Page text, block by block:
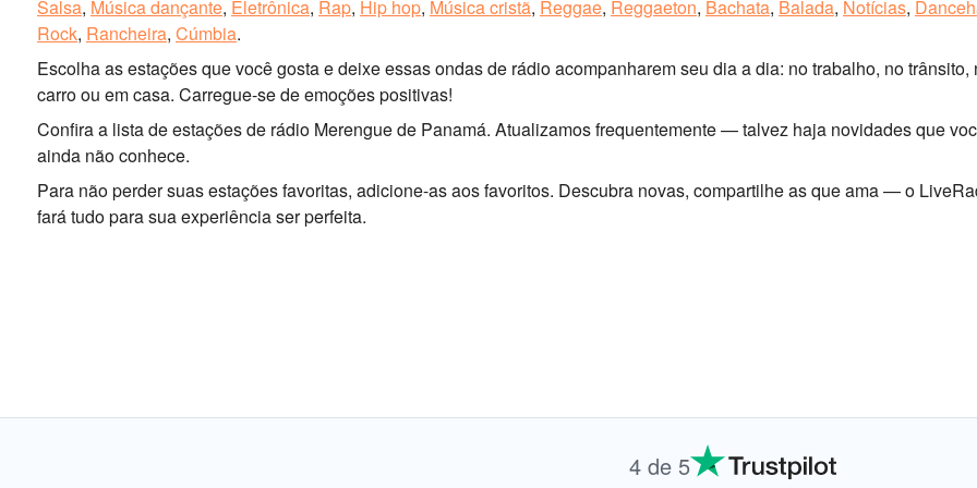
Salsa, Música dançante, Eletrônica, Rap, Hip hop, Música cristã, Reggae, Reggaeton, Bachata, Balada, Notícias,
Rock, Rancheira, Cúmbia.
Escolha as estações que você gosta e deixe essas ondas de rádio acompanharem seu dia a dia: no trabalho, no trânsito,
carro ou em casa. Carregue-se de emoções positivas!
Confira a lista de estações de rádio Merengue de Panamá. Atualizamos frequentemente — talvez haja novidades que
ainda não conhece.
Para não perder suas estações favoritas, adicione-as aos favoritos. Descubra novas, compartilhe as que ama — o
fará tudo para sua experiência ser perfeita.
4 de 5